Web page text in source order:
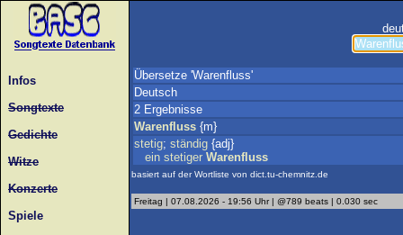
Infos
Songtexte
Gedichte
Witze
Konzerte
Spiele
Übersetze 'Warenfluss'
Deutsch
2 Ergebnisse
Warenfluss {m}
stetig; ständig {adj}
ein stetiger Warenfluss
basiert auf der Wortliste von dict.tu-chemnitz.de
Freitag | 07.08.2026 - 19:56 Uhr | @789 beats | 0.030 sec